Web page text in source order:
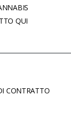
QUI
CONTRATTO